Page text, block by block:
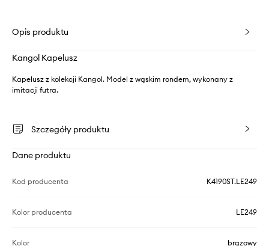
Opis produktu
Kangol Kapelusz
Kapelusz z kolekcji Kangol. Model z wąskim rondem, wykonany z
imitacji futra.
Szczegóły produktu
Dane produktu
Kod producenta K4190ST.LE249
Kolor producenta LE249
Kolor brązowy